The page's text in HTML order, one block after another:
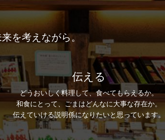
を考えながら。
伝える
どうおいしく料理して、食べてもらえるか。
和食にとって、ごまはどんなに大事な存在か。
伝えていける説明係になりたいと思っています。